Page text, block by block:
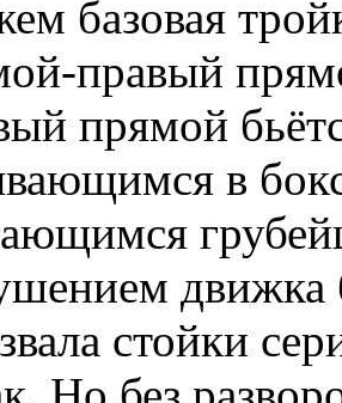
базовая
правый
прямой
в
движка
стойки